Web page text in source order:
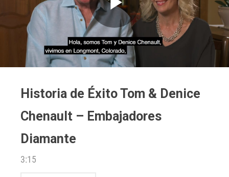
Play
Historia de Éxito Tom & Denice
Chenault – Embajadores
Diamante
3:15